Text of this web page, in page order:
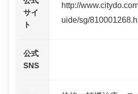
サイ
ト
http://
uide/sg/
公式
SNS